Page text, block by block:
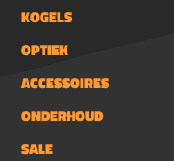
KOGELS
OPTIEK
ACCESSOIRES
ONDERHOUD
SALE